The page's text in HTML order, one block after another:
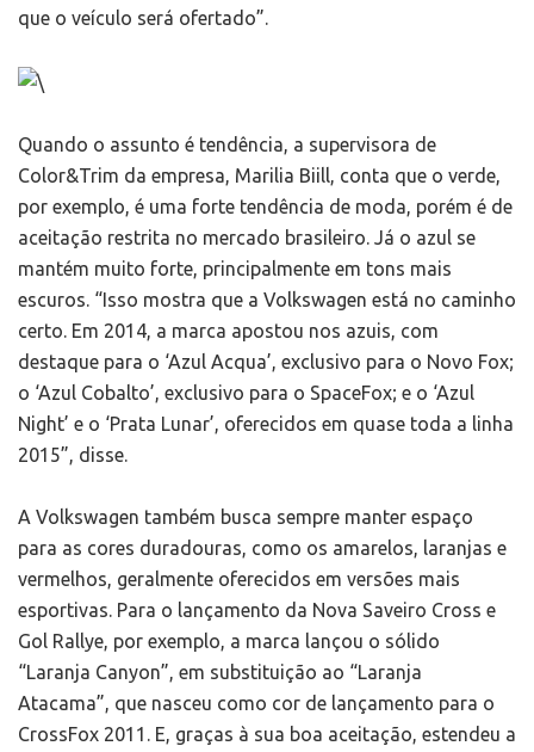
que o veículo será ofertado”.
Quando o assunto é tendência, a supervisora de
Color&Trim da empresa, Marilia Biill, conta que o verde,
por exemplo, é uma forte tendência de moda, porém é de
aceitação restrita no mercado brasileiro. Já o azul se
mantém muito forte, principalmente em tons mais
escuros. “Isso mostra que a Volkswagen está no caminho
certo. Em 2014, a marca apostou nos azuis, com
destaque para o ‘Azul Acqua’, exclusivo para o Novo Fox;
o ‘Azul Cobalto’, exclusivo para o SpaceFox; e o ‘Azul
Night’ e o ‘Prata Lunar’, oferecidos em quase toda a linha
2015”, disse.
A Volkswagen também busca sempre manter espaço
para as cores duradouras, como os amarelos, laranjas e
vermelhos, geralmente oferecidos em versões mais
esportivas. Para o lançamento da Nova Saveiro Cross e
Gol Rallye, por exemplo, a marca lançou o sólido
“Laranja Canyon”, em substituição ao “Laranja
Atacama”, que nasceu como cor de lançamento para o
CrossFox 2011. E, graças à sua boa aceitação, estendeu a